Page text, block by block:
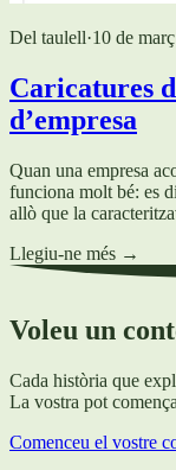
Del taulell·10 de
Caricatures
d’empresa
Quan una empresa
funciona molt bé: es
allò que la
Llegiu-ne més →
Voleu un
Cada història que
La vostra pot
Comenceu el vostre